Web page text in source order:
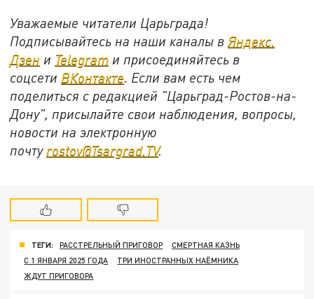
Уважаемые читатели Царьграда!
Подписывайтесь на наши каналы вЯндекс.
Дзен и Telegram и присоединяйтесь в
соцсети ВКонтакте. Если вам есть чем
поделиться с редакцией "Царьград-Ростов-на-
Дону", присылайте свои наблюдения, вопросы,
новости на электронную
почту rostov@Tsargrad.ТV.
ТЕГИ: РАССТРЕЛЬНЫЙ ПРИГОВОР
СМЕРТНАЯ КАЗНЬ
С 1 ЯНВАРЯ 2025 ГОДА
ТРИ ИНОСТРАННЫХ НАЁМНИКА
ЖДУТ ПРИГОВОРА